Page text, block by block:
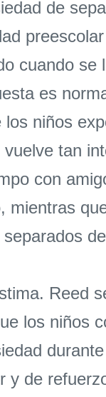
de
cuando
es
niños
tan
con
mientras
Reed
los niños
y de